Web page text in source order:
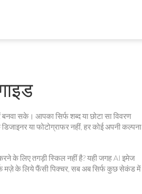
सके। आपका सिर्फ शब्द या छोटा सा विवरण
या फोटोग्राफर नहीं, हर कोई अपनी कल्पना
के लिए तगड़ी स्किल नहीं है? यही जगह AI इमेज
मज़े के लिये फैंसी पिक्चर, सब अब सिर्फ कुछ सेकंड में